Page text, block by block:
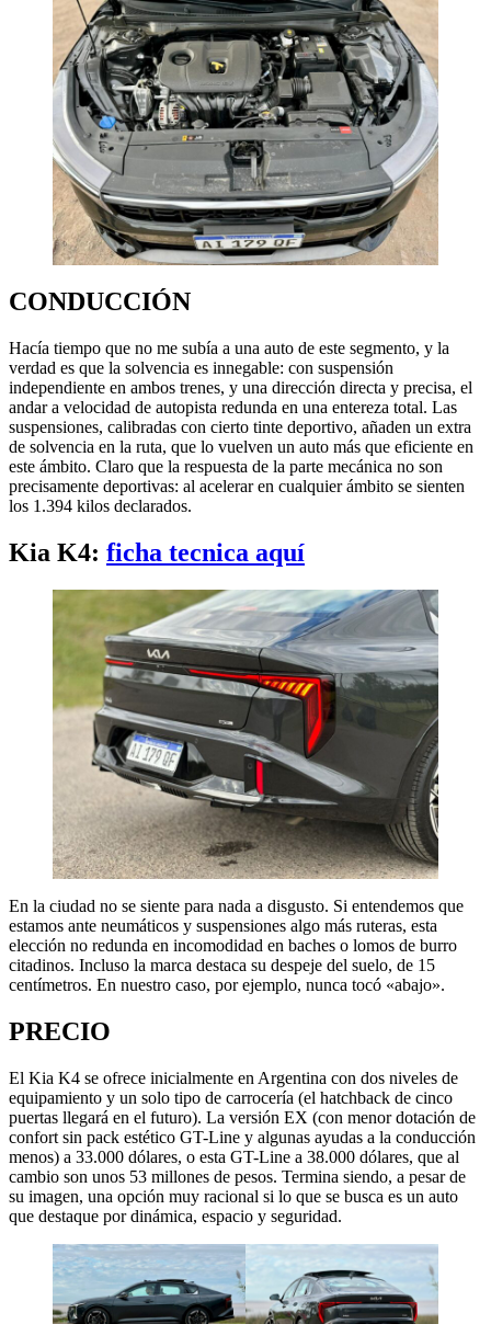
CONDUCCIÓN
Hacía tiempo que no me subía a una auto de este segmento, y la
verdad es que la solvencia es innegable: con suspensión
independiente en ambos trenes, y una dirección directa y precisa, el
andar a velocidad de autopista redunda en una entereza total. Las
suspensiones, calibradas con cierto tinte deportivo, añaden un extra
de solvencia en la ruta, que lo vuelven un auto más que eficiente en
este ámbito. Claro que la respuesta de la parte mecánica no son
precisamente deportivas: al acelerar en cualquier ámbito se sienten
los 1.394 kilos declarados.
Kia K4: ficha tecnica aquí
En la ciudad no se siente para nada a disgusto. Si entendemos que
estamos ante neumáticos y suspensiones algo más ruteras, esta
elección no redunda en incomodidad en baches o lomos de burro
citadinos. Incluso la marca destaca su despeje del suelo, de 15
centímetros. En nuestro caso, por ejemplo, nunca tocó «abajo».
PRECIO
El Kia K4 se ofrece inicialmente en Argentina con dos niveles de
equipamiento y un solo tipo de carrocería (el hatchback de cinco
puertas llegará en el futuro). La versión EX (con menor dotación de
confort sin pack estético GT-Line y algunas ayudas a la conducción
menos) a 33.000 dólares, o esta GT-Line a 38.000 dólares, que al
cambio son unos 53 millones de pesos. Termina siendo, a pesar de
su imagen, una opción muy racional si lo que se busca es un auto
que destaque por dinámica, espacio y seguridad.